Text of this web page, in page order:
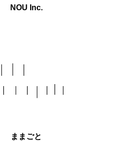
NOU Inc.
ままごと